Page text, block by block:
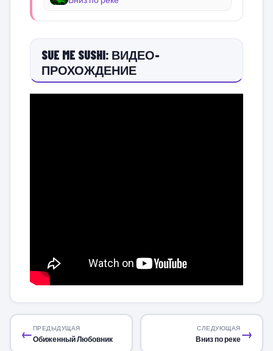
SUE ME SUSHI: ВИДЕО-
ПРОХОЖДЕНИЕ
←ПРЕДЫДУЩАЯ
Обиженный Любовник →
СЛЕДУЮЩАЯ
Вниз по реке